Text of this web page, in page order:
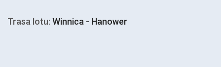
Trasa lotu: Winnica - Hanower